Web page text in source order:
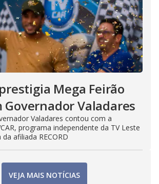
Mega Feirão
Governador Valadares
Valadares contou com a
programa independente da TV Leste
afiliada RECORD
VEJA MAIS NOTÍCIAS